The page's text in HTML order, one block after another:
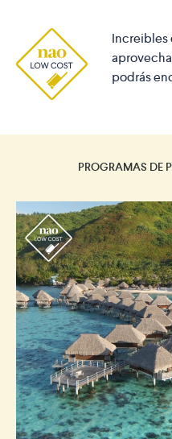
Increibles
podrás
PROGRAMAS DE
r